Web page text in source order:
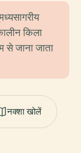
किला
से जाना जाता
नक्शा खोलें